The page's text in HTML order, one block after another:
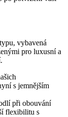
vybavená
pro luxusní a
s jemnějším
při obouvání
flexibilitu s